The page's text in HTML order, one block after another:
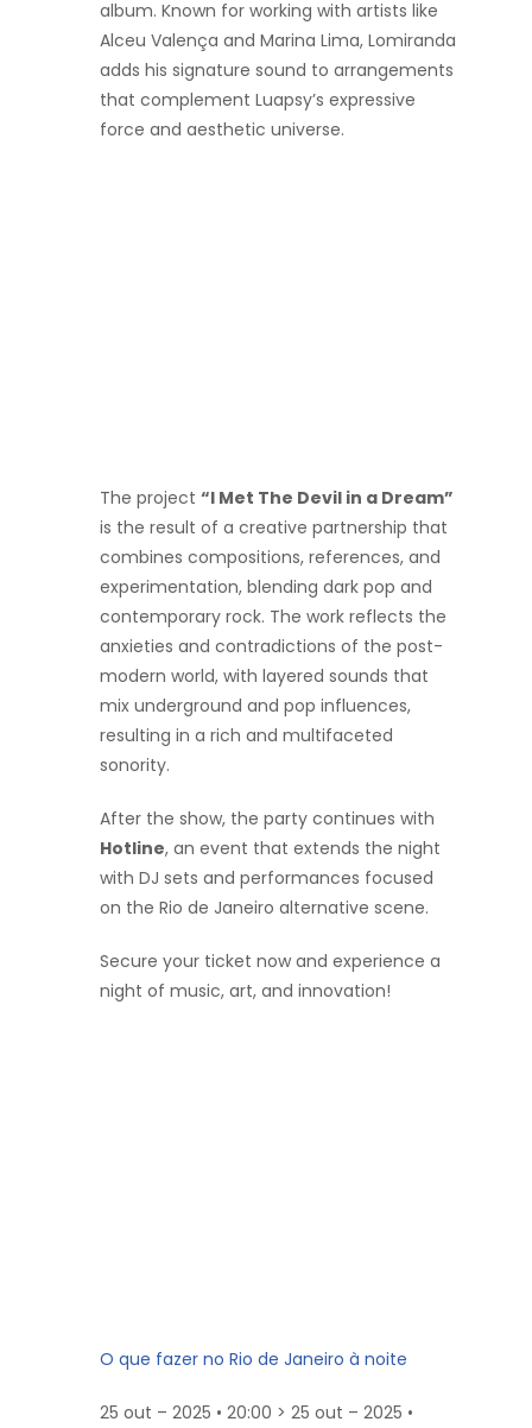
album. Known for working with artists like
Alceu Valença and Marina Lima, Lomiranda
adds his signature sound to arrangements
that complement Luapsy’s expressive
force and aesthetic universe.
The project “I Met The Devil in a Dream”
is the result of a creative partnership that
combines compositions, references, and
experimentation, blending dark pop and
contemporary rock. The work reflects the
anxieties and contradictions of the post-
modern world, with layered sounds that
mix underground and pop influences,
resulting in a rich and multifaceted
sonority.
After the show, the party continues with
Hotline, an event that extends the night
with DJ sets and performances focused
on the Rio de Janeiro alternative scene.
Secure your ticket now and experience a
night of music, art, and innovation!
O que fazer no Rio de Janeiro à noite
25 out – 2025 • 20:00 > 25 out – 2025 •